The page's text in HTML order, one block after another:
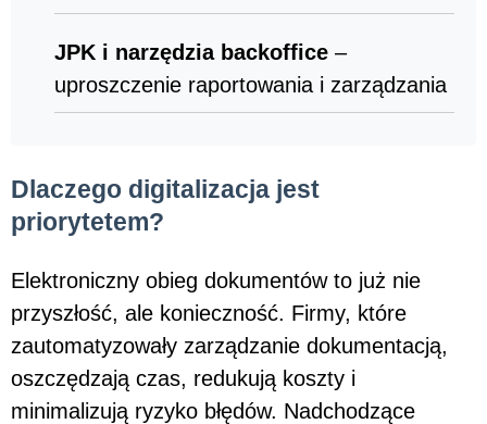
JPK i narzędzia backoffice –
uproszczenie raportowania i zarządzania
Dlaczego digitalizacja jest
priorytetem?
Elektroniczny obieg dokumentów to już nie
przyszłość, ale konieczność. Firmy, które
zautomatyzowały zarządzanie dokumentacją,
oszczędzają czas, redukują koszty i
minimalizują ryzyko błędów. Nadchodzące